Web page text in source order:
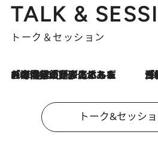
TALK &
トーク＆セッション
2026.8.3
「今後値上げがあるとすれば…」「リスクがあるのは今年の冬」エネルギー専門家が語る、ホルムズ海峡封鎖が家庭にもたらす“ある心配” 「住宅建てられない…」
トーク&セッシ